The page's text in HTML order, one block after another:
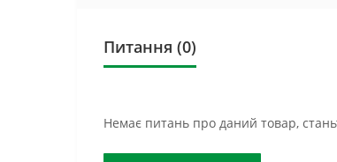
Питання (0)
Немає питань про даний товар,